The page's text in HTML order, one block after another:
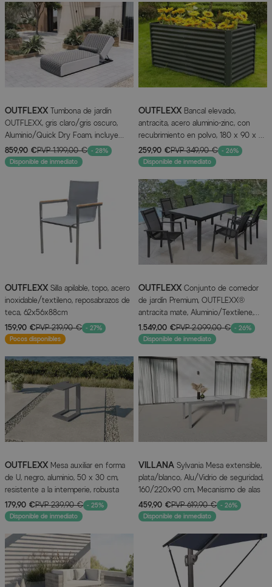
OUTFLEXX Tumbona de jardín
OUTFLEXX, gris claro/gris oscuro,
Aluminio/Quick Dry Foam, incluye
cojín para la espalda y reposacabezas
ajustable
859,90 €PVP1.199,00 € - 28%
Disponible de inmediato
OUTFLEXX Bancal elevado,
antracita, acero aluminio-zinc, con
recubrimiento en polvo, 180 x 90 x 84
cm
259,90 €PVP349,90 € - 26%
Disponible de inmediato
OUTFLEXX Silla apilable, topo, acero
inoxidable/textileno, reposabrazos de
teca, 62x56x88cm
159,90 €PVP219,90 € - 27%
Pocos disponibles
OUTFLEXX Conjunto de comedor
de jardín Premium, OUTFLEXX®
antracita mate, Aluminio/Textilene,
Mesa 180/240x100cm, 6 Sillas
apilables
1.549,00 €PVP2.099,00 € - 26%
Disponible de inmediato
OUTFLEXX Mesa auxiliar en forma
de U, negro, aluminio, 50 x 30 cm,
resistente a la intemperie, robusta
179,90 €PVP239,90 € - 25%
Disponible de inmediato
VILLANA Sylvania Mesa extensible,
plata/blanco, Alu/Vidrio de seguridad,
160/220x90 cm, Mecanismo de alas
459,90 €PVP619,90 € - 26%
Disponible de inmediato